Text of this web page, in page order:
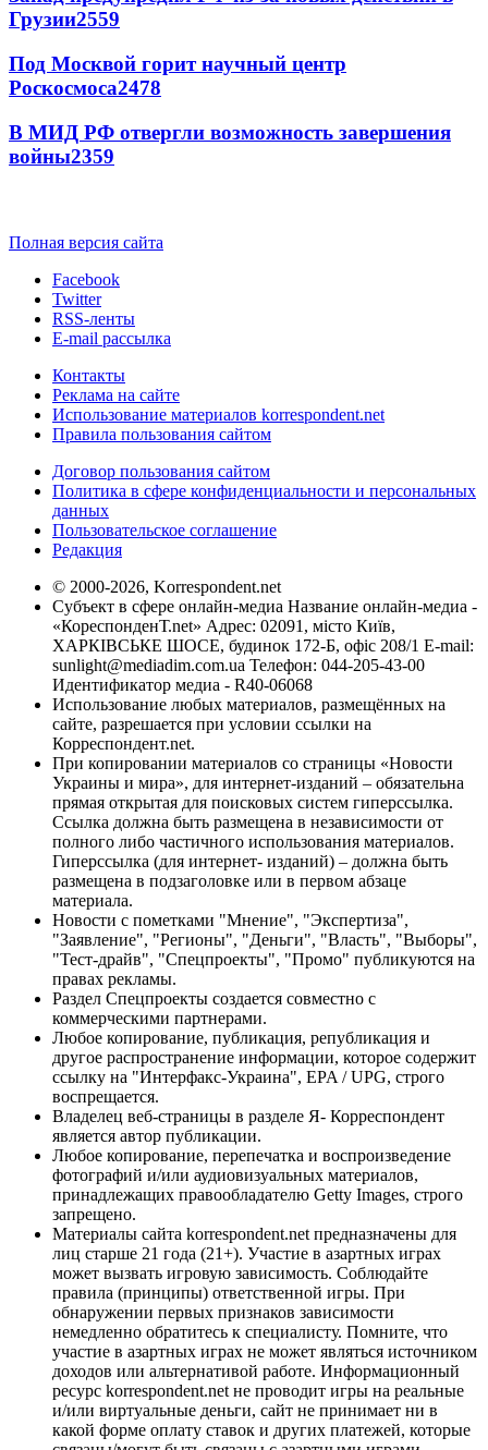
Грузии2559
Под Москвой горит научный центр
Роскосмоса2478
В МИД РФ отвергли возможность завершения
войны2359
Полная версия сайта
Facebook
Twitter
RSS-ленты
E-mail рассылка
Контакты
Реклама на сайте
Использование материалов korrespondent.net
Правила пользования сайтом
Договор пользования сайтом
Политика в сфере конфиденциальности и персональных
данных
Пользовательское соглашение
Редакция
© 2000-2026, Korrespondent.net
Субъект в сфере онлайн-медиа Название онлайн-медиа -
«КореспонденТ.net» Адрес: 02091, місто Київ,
ХАРКІВСЬКЕ ШОСЕ, будинок 172-Б, офіс 208/1 E-mail:
sunlight@mediadim.com.ua Телефон: 044-205-43-00
Идентификатор медиа - R40-06068
Использование любых материалов, размещённых на
сайте, разрешается при условии ссылки на
Корреспондент.net.
При копировании материалов со страницы «Новости
Украины и мира», для интернет-изданий – обязательна
прямая открытая для поисковых систем гиперссылка.
Ссылка должна быть размещена в независимости от
полного либо частичного использования материалов.
Гиперссылка (для интернет- изданий) – должна быть
размещена в подзаголовке или в первом абзаце
материала.
Новости с пометками "Мнение", "Экспертиза",
"Заявление", "Регионы", "Деньги", "Власть", "Выборы",
"Тест-драйв", "Спецпроекты", "Промо" публикуются на
правах рекламы.
Раздел Спецпроекты создается совместно с
коммерческими партнерами.
Любое копирование, публикация, републикация и
другое распространение информации, которое содержит
ссылку на "Интерфакс-Украина", EPA / UPG, строго
воспрещается.
Владелец веб-страницы в разделе Я- Корреспондент
является автор публикации.
Любое копирование, перепечатка и воспроизведение
фотографий и/или аудиовизуальных материалов,
принадлежащих правообладателю Getty Images, строго
запрещено.
Материалы сайта korrespondent.net предназначены для
лиц старше 21 года (21+). Участие в азартных играх
может вызвать игровую зависимость. Соблюдайте
правила (принципы) ответственной игры. При
обнаружении первых признаков зависимости
немедленно обратитесь к специалисту. Помните, что
участие в азартных играх не может являться источником
доходов или альтернативой работе. Информационный
ресурс korrespondent.net не проводит игры на реальные
и/или виртуальные деньги, сайт не принимает ни в
какой форме оплату ставок и других платежей, которые